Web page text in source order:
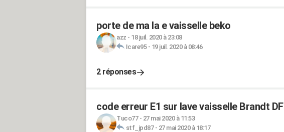
porte de ma la e vaisselle beko
azz - 18 juil. 2020 à 23:08
Icare95- 19 juil. 2020 à 08:46
2 réponses
code erreur E1 sur lave vaisselle Brandt
Tuco77- 27 mai 2020 à 11:53
stf_jpd87- 27 mai 2020 à 18:17